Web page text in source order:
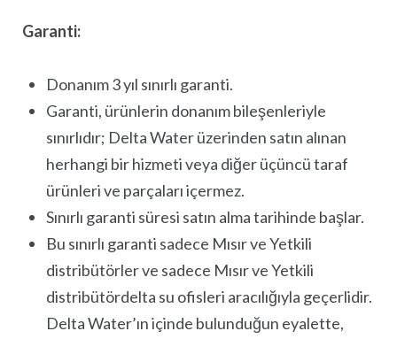
Garanti:
Donanım 3 yıl sınırlı garanti.
Garanti, ürünlerin donanım bileşenleriyle
sınırlıdır; Delta Water üzerinden satın alınan
herhangi bir hizmeti veya diğer üçüncü taraf
ürünleri ve parçaları içermez.
Sınırlı garanti süresi satın alma tarihinde başlar.
Bu sınırlı garanti sadece Mısır ve Yetkili
distribütörler ve sadece Mısır ve Yetkili
distribütördelta su ofisleri aracılığıyla geçerlidir.
Delta Water’ın içinde bulunduğun eyalette,